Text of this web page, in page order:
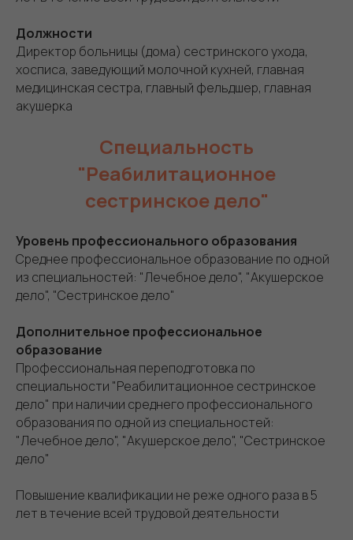
Должности
Директор больницы (дома) сестринского ухода,
хосписа, заведующий молочной кухней, главная
медицинская сестра, главный фельдшер, главная
акушерка
Специальность
"Реабилитационное
сестринское дело"
Уровень профессионального образования
Среднее профессиональное образование по одной
из специальностей: "Лечебное дело", "Акушерское
дело", "Сестринское дело"
Дополнительное профессиональное
образование
Профессиональная переподготовка по
специальности "Реабилитационное сестринское
дело" при наличии среднего профессионального
образования по одной из специальностей:
"Лечебное дело", "Акушерское дело", "Сестринское
дело"
Повышение квалификации не реже одного раза в 5
лет в течение всей трудовой деятельности